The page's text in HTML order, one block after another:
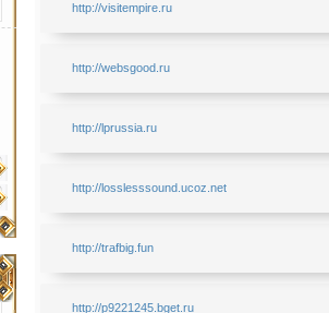
http://visitempire.ru
http://websgood.ru
http://lprussia.ru
http://losslesssound.ucoz.net
http://trafbig.fun
http://p9221245.bget.ru